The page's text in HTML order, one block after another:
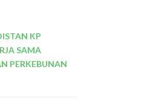
KP
SAMA
PERKEBUNAN